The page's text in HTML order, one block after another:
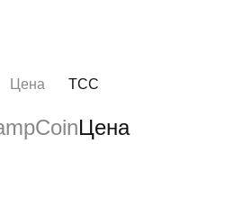
Цена TCC
Цена